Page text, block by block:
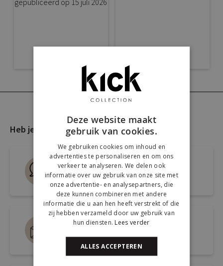
Heb je nog vragen?
Live chat
Snel antwoord op je vraag
Mail ons via
info@kickcollection.nl
Deze website maakt
gebruik van cookies.
We gebruiken cookies om inhoud en
advertenties te personaliseren en om ons
verkeer te analyseren. We delen ook
informatie over uw gebruik van onze site met
onze advertentie- en analysepartners, die
deze kunnen combineren met andere
informatie die u aan hen heeft verstrekt of die
zij hebben verzameld door uw gebruik van
hun diensten. Lees verder
ALLES ACCEPTEREN